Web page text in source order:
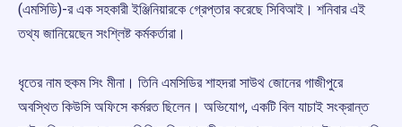
(এমসিডি)-র এক সহকারী ইঞ্জিনিয়ারকে গ্রেপ্তার করেছে সিবিআই। শনিবার এই
তথ্য জানিয়েছেন সংশ্লিষ্ট কর্মকর্তারা।
ধৃতের নাম হুকম সিং মীনা। তিনি এমসিডির শাহদরা সাউথ জোনের গাজীপুরে
অবস্থিত কিউসি অফিসে কর্মরত ছিলেন। অভিযোগ, একটি বিল যাচাই সংক্রান্ত